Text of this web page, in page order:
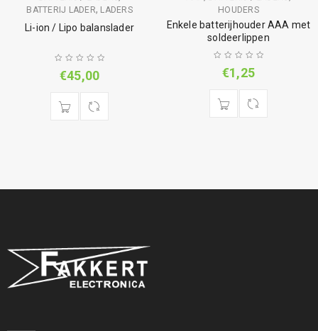
BATTERIJ LADER, LADERS
Li-ion / Lipo balanslader
€45,00
HOUDERS
Enkele batterijhouder AAA met
soldeerlippen
€1,25